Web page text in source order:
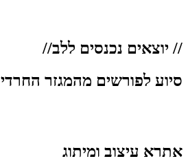
// יוצאים נכנסים ללב//
סיוע לפורשים מהמגזר החרדי
אתרא עיצוב ומיתוג